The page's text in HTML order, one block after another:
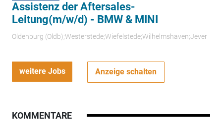
Assistenz der Aftersales-
Leitung(m/w/d) - BMW & MINI
Oldenburg (Oldb);Westerstede;Wiefelstede;Wilhelmshaven;Jever
weitere Jobs Anzeige schalten
KOMMENTARE